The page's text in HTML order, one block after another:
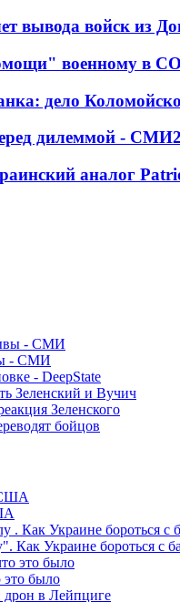
вывода войск из
военному в
дело
дилеммой - СМИ
аналог
- СМИ
- DeepState
Зеленский и Вучич
Зеленского
бойцов
Как Украине бороться с
это было